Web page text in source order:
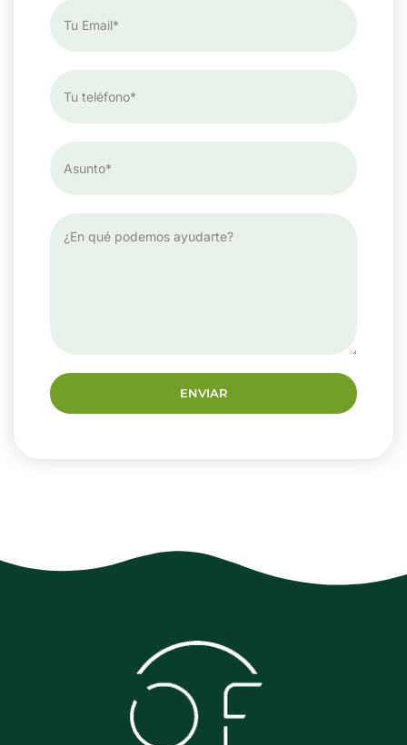
ENVIAR